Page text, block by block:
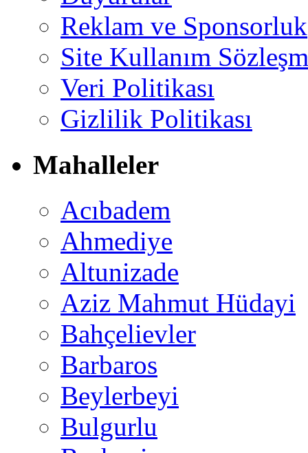
Reklam ve Sponsorluk
Site Kullanım
Veri Politikası
Gizlilik Politikası
Mahalleler
Acıbadem
Ahmediye
Altunizade
Aziz Mahmut Hüdayi
Bahçelievler
Barbaros
Beylerbeyi
Bulgurlu